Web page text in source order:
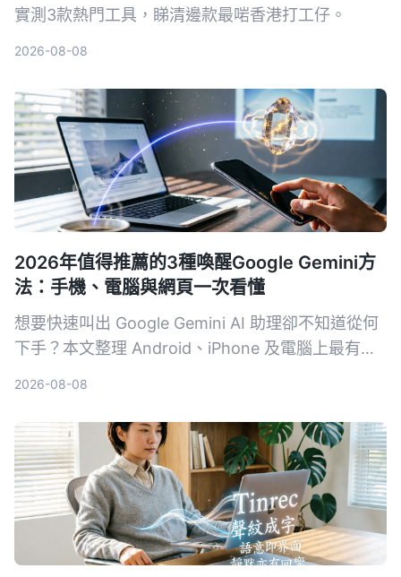
實測3款熱門工具，睇清邊款最啱香港打工仔。
2026-08-08
2026年值得推薦的3種喚醒Google Gemini方
法：手機、電腦與網頁一次看懂
想要快速叫出 Google Gemini AI 助理卻不知道從何
下手？本文整理 Android、iPhone 及電腦上最有效
2026-08-08